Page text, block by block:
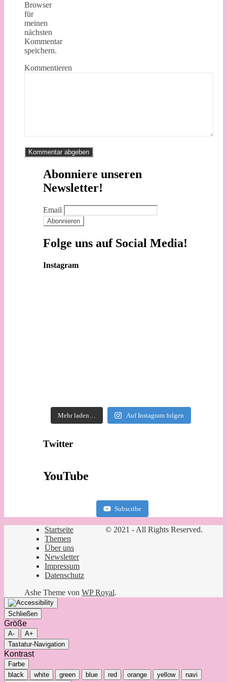
Browser
für
meinen
nächsten
Kommentar
speichern.
Kommentieren
Abonniere unseren
Newsletter!
Email
Folge uns auf Social Media!
Instagram
Mehr laden… Auf Instagram folgen
Twitter
YouTube
Subscribe
© 2021 - All Rights Reserved.
Startseite
Themen
Über uns
Newsletter
Impressum
Datenschutz
Ashe Theme von WP Royal.
Schließen
Größe
A-
A+
Tastatur-Navigation
Kontrast
Farbe
black
white green blue red orange yellow
navi